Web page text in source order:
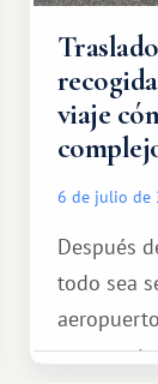
viaje
6 de julio de
Después
todo sea